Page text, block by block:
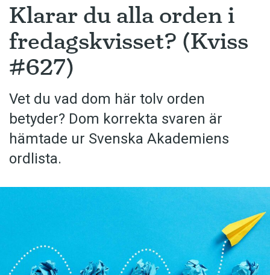
Klarar du alla orden i
fredagskvisset? (Kviss
#627)
Vet du vad dom här tolv orden
betyder? Dom korrekta svaren är
hämtade ur Svenska Akademiens
ordlista.